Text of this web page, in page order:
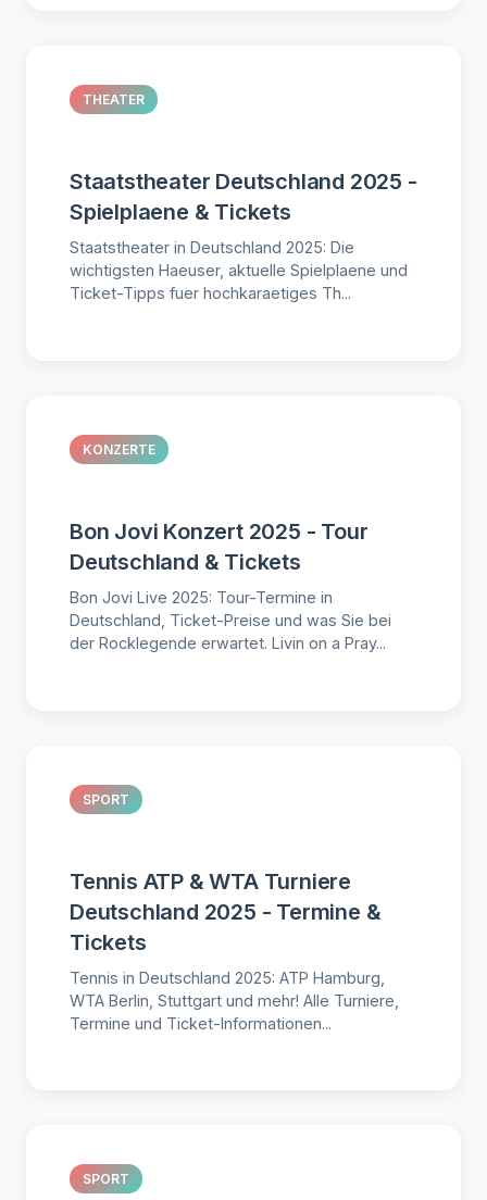
THEATER
Staatstheater Deutschland 2025 -
Spielplaene & Tickets
Staatstheater in Deutschland 2025: Die
wichtigsten Haeuser, aktuelle Spielplaene und
Ticket-Tipps fuer hochkaraetiges Th...
KONZERTE
Bon Jovi Konzert 2025 - Tour
Deutschland & Tickets
Bon Jovi Live 2025: Tour-Termine in
Deutschland, Ticket-Preise und was Sie bei
der Rocklegende erwartet. Livin on a Pray...
SPORT
Tennis ATP & WTA Turniere
Deutschland 2025 - Termine &
Tickets
Tennis in Deutschland 2025: ATP Hamburg,
WTA Berlin, Stuttgart und mehr! Alle Turniere,
Termine und Ticket-Informationen...
SPORT